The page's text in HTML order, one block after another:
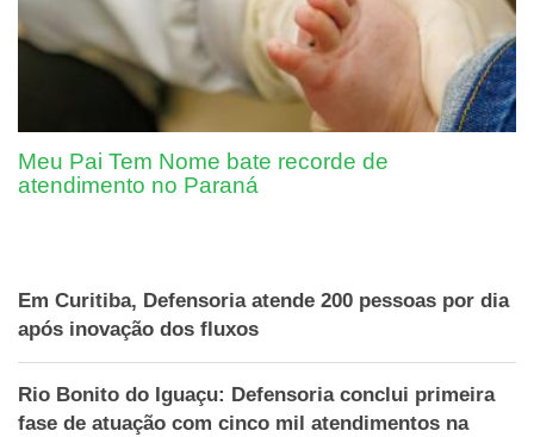
Meu Pai Tem Nome bate recorde de
atendimento no Paraná
Em Curitiba, Defensoria atende 200 pessoas por dia
após inovação dos fluxos
Rio Bonito do Iguaçu: Defensoria conclui primeira
fase de atuação com cinco mil atendimentos na